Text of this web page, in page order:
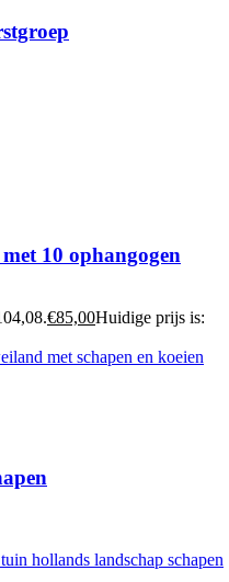
10 ophangogen
€85,00Huidige prijs is: